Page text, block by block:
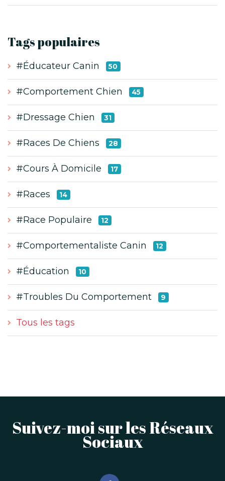
Tags populaires
#Éducateur Canin 50
#Comportement Chien 45
#Dressage Chien 31
#Races De Chiens 28
#Cours À Domicile 17
#Races 14
#Race Populaire 12
#Comportementaliste Canin 12
#Éducation 10
#Troubles Du Comportement 9
Tous les tags
Suivez-moi sur les Réseaux
Sociaux